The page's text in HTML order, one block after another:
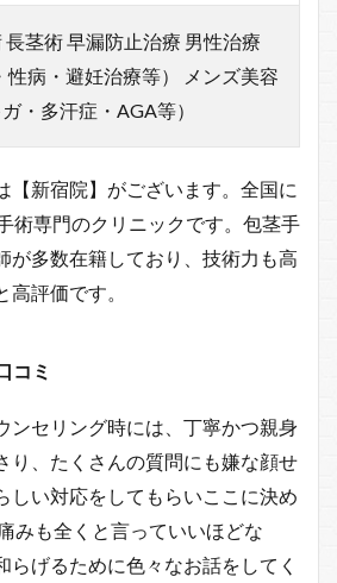
長茎術 早漏防止治療 男性治療
性病・避妊治療等） メンズ美容
ガ・多汗症・AGA等）
【新宿院】がございます。全国に
術専門のクリニックです。包茎手
が多数在籍しており、技術力も高
高評価です。
コミ
ンセリング時には、丁寧かつ親身
り、たくさんの質問にも嫌な顔せ
しい対応をしてもらいここに決め
みも全くと言っていいほどな
らげるために色々なお話をしてく